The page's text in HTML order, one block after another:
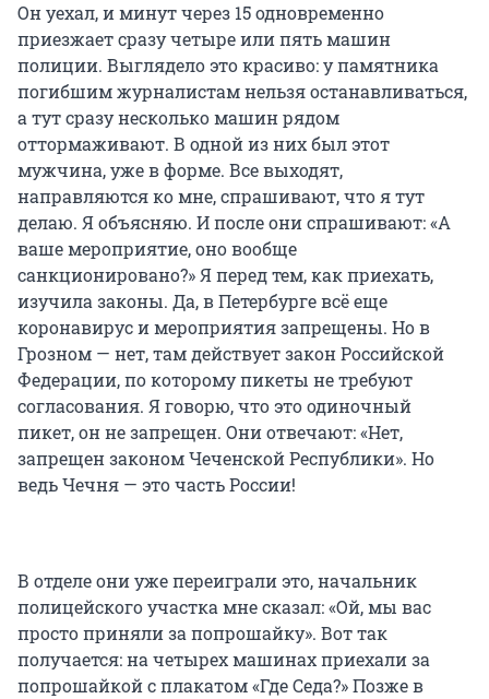
Он уехал, и минут через 15 одновременно
приезжает сразу четыре или пять машин
полиции. Выглядело это красиво: у памятника
погибшим журналистам нельзя останавливаться,
а тут сразу несколько машин рядом
оттормаживают. В одной из них был этот
мужчина, уже в форме. Все выходят,
направляются ко мне, спрашивают, что я тут
делаю. Я объясняю. И после они спрашивают: «А
ваше мероприятие, оно вообще
санкционировано?» Я перед тем, как приехать,
изучила законы. Да, в Петербурге всё еще
коронавирус и мероприятия запрещены. Но в
Грозном — нет, там действует закон Российской
Федерации, по которому пикеты не требуют
согласования. Я говорю, что это одиночный
пикет, он не запрещен. Они отвечают: «Нет,
запрещен законом Чеченской Республики». Но
ведь Чечня — это часть России!
В отделе они уже переиграли это, начальник
полицейского участка мне сказал: «Ой, мы вас
просто приняли за попрошайку». Вот так
получается: на четырех машинах приехали за
попрошайкой с плакатом «Где Седа?» Позже в